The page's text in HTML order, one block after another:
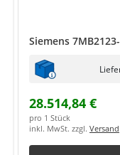
Siemens 7MB2123-
28.514,84 €
pro 1 Stück
inkl. MwSt. zzgl. Versand